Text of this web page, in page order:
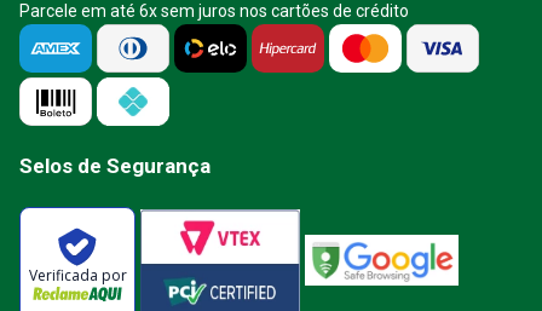
Parcele em até 6x sem juros nos cartões de crédito
Selos de Segurança
Verificada por